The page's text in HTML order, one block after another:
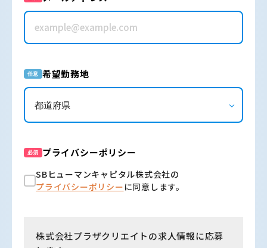
任意 希望勤務地
必須 プライバシーポリシー
SBヒューマンキャピタル株式会社の
プライバシーポリシーに同意します。
株式会社プラザクリエイトの求人情報に応募